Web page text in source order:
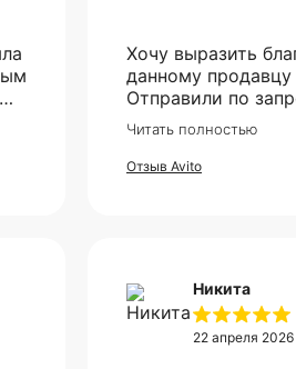
Хочу выразить
данному продавцу
Отправили по
V2, все приехало
более чем
доехало в
Читать полностью
Отзыв Avito
Никита
22 апреля 2026